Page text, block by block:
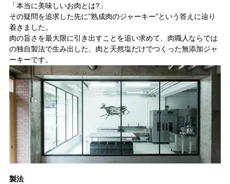
「本当に美味しいお肉とは?」
その疑問を追求した先に”熟成肉のジャーキー”という答えに辿り
着きました。
肉の旨さを最大限に引き出すことを追い求めて、肉職人ならでは
の独自製法で生み出した、肉と天然塩だけでつくった無添加ジャ
ーキーです。
製法